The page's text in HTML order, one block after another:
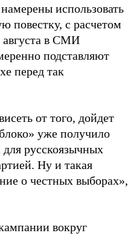
использовать
повестку, с расчетом
августа в СМИ
подставляют
перед так
от того, дойдет
уже получило
для русскоязычных
Ну и такая
о честных выборах»,
вокруг